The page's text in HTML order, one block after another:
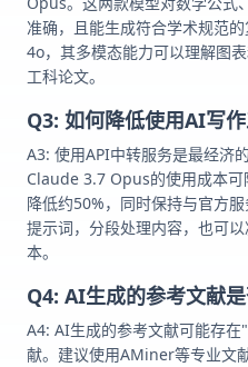
准确，且能生成符合学术规范
4o，其多模态能力可以理解图
工科论文。
Q3: 如何降低使用AI写作
A3: 使用API中转服务是最经济
Claude 3.7 Opus的使用成本可
降低约50%，同时保持与官方
提示词，分段处理内容，也可
本。
Q4: AI生成的参考文献是
A4: AI生成的参考文献可能存
献。建议使用AMiner等专业文